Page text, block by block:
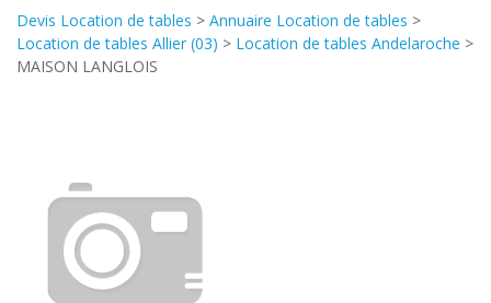
Devis Location de tables > Annuaire Location de tables >
Location de tables Allier (03) > Location de tables Andelaroche >
MAISON LANGLOIS